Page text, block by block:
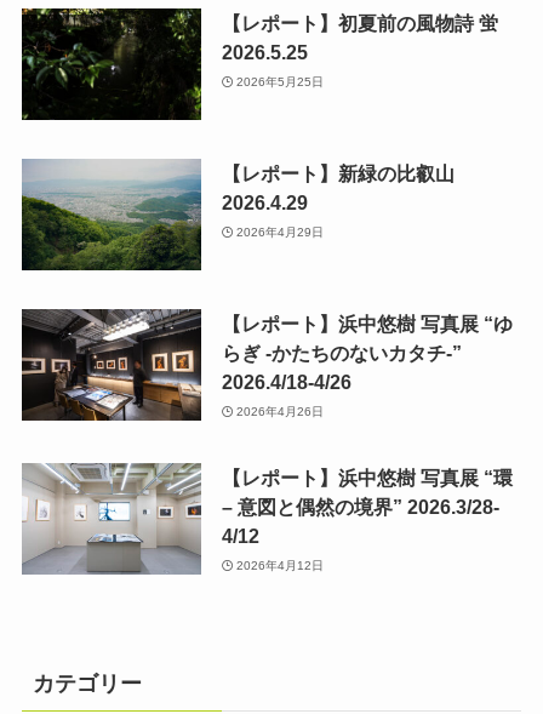
【レポート】初夏前の風物詩 蛍
2026.5.25
2026年5月25日
【レポート】新緑の比叡山
2026.4.29
2026年4月29日
【レポート】浜中悠樹 写真展 “ゆ
らぎ -かたちのないカタチ-”
2026.4/18-4/26
2026年4月26日
【レポート】浜中悠樹 写真展 “環
– 意図と偶然の境界” 2026.3/28-
4/12
2026年4月12日
カテゴリー